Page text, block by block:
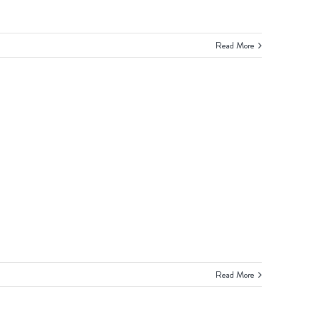
Read More
Read More